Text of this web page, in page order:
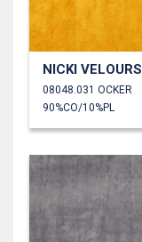
NICKI VELOURS
08048.031 OCKER
90%CO/10%PL